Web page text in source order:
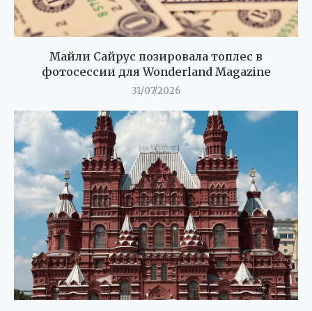
Майли Сайрус позировала топлес в
фотосессии для Wonderland Magazine
31/07/2026